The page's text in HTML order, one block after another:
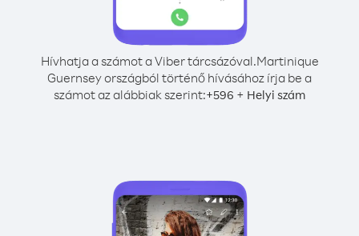
Hívhatja a számot a Viber tárcsázóval.Martinique
Guernsey országból történő hívásához írja be a
számot az alábbiak szerint:+596 + Helyi szám